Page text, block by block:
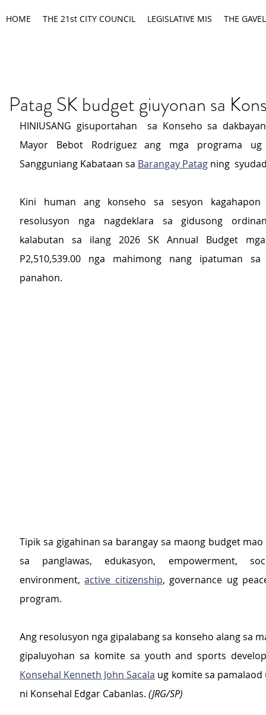
HOME THE 21st CITY COUNCIL LEGISLATIVE MIS THE GAVEL
Patag SK budget giuyonan sa
HINIUSANG gisuportahan  sa Konseho sa
Mayor Bebot Rodriguez ang mga programa ug
Sangguniang Kabataan sa Barangay Patag ning
Kini human ang konseho sa sesyon kagahapon
resolusyon nga nagdeklara sa gidusong
kalabutan sa ilang 2026 SK Annual Budget
P2,510,539.00 nga mahimong nang ipatuman
panahon.
Tipik sa gigahinan sa barangay sa maong budget
sa panglawas, edukasyon, empowerment,
environment, active citizenship, governance ug
program.
Ang resolusyon nga gipalabang sa konseho alang sa
Konsehal Kenneth John Sacala ug komite sa
ni Konsehal Edgar Cabanlas. (JRG/SP)